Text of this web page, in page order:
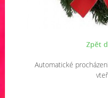
Zpět
Automatické